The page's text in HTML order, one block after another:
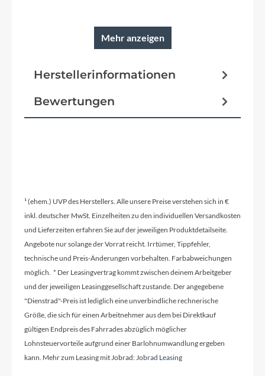
SUPERO Ranger Anti-Puncture 57-584
Schutzbleche
Kunststoffsteckblech
Hinterbauständer Ksa 40
Glocke
inklusive
Vorbau
STYX A-Head Vorbau
Mehr anzeigen
Herstellerinformationen
Bewertungen
¹ (ehem.) UVP des Herstellers. Alle unsere Preise verstehen sich in €
inkl. deutscher MwSt. Einzelheiten zu den individuellen Versandkosten
und Lieferzeiten erfahren Sie auf der jeweiligen Produktdetailseite.
Angebote nur solange der Vorrat reicht. Irrtümer, Tippfehler,
technische und Preis-Änderungen vorbehalten. Farbabweichungen
möglich. * Der Leasingvertrag kommt zwischen deinem Arbeitgeber
und der jeweiligen Leasinggesellschaft zustande. Der angegebene
"Dienstrad"-Preis ist lediglich eine unverbindliche rechnerische
Größe, die sich für einen Arbeitnehmer aus dem bei Direktkauf
gültigen Endpreis des Fahrrades abzüglich möglicher
Lohnsteuervorteile aufgrund einer Barlohnumwandlung ergeben
kann. Mehr zum Leasing mit Jobrad:Jobrad Leasing